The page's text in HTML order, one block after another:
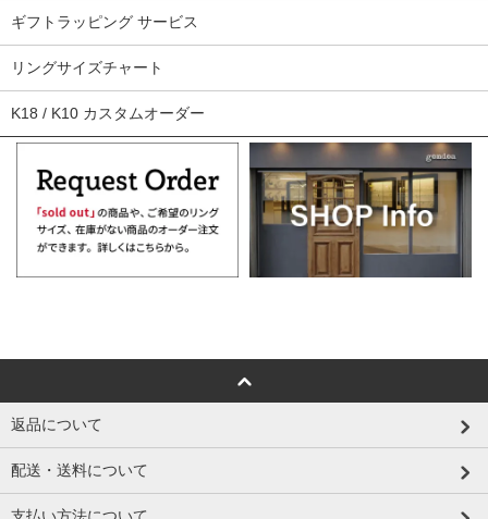
ギフトラッピング サービス
リングサイズチャート
K18 / K10 カスタムオーダー
返品について
配送・送料について